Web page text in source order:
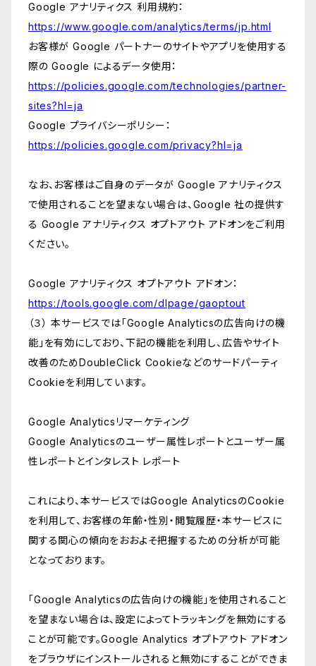
Google アナリティクス 利用規約：
https://www.google.com/analytics/terms/jp.html
お客様が Google パートナーのサイトやアプリを使用する
際の Google によるデータ使用：
https://policies.google.com/technologies/partner-
sites?hl=ja
Google プライバシーポリシー：
https://policies.google.com/privacy?hl=ja
なお、お客様はご自身のデータが Google アナリティクス
で使用されることを望まない場合は、Google 社の提供す
る Google アナリティクス オプトアウト アドオンをご利用
ください。
Google アナリティクス オプトアウト アドオン：
https://tools.google.com/dlpage/gaoptout
（３） 本サービスでは「Google Analyticsの広告向けの機
能」を有効にしており、下記の機能を利用し、広告やサイト
改善のためDoubleClick Cookieなどのサードパーティ
Cookieを利用しています。
Google Analyticsリマーケティング
Google Analyticsのユーザー属性レポートとユーザー属
性レポートとインタレスト レポート
これにより、本サービスではGoogle AnalyticsのCookie
を利用して、お客様の年齢・性別・閲覧履歴・本サービスに
関する関心の傾向をおおよそ把握するための分析が可能
となっております。
「Google Analyticsの広告向けの機能」を使用されること
を望まない場合は、設定によってトラッキングを無効にする
ことが可能です。Google Analytics オプトアウト アドオン
をブラウザにインストールされると無効にすることができま